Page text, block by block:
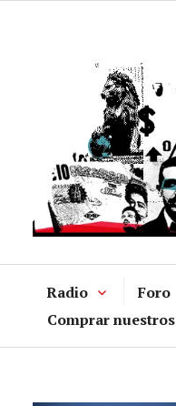
Radio Foro
Comprar